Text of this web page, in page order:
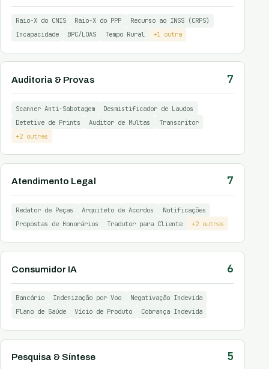
Raio-X do CNIS Raio-X do PPP
Recurso ao INSS (CRPS)
Incapacidade
BPC/LOAS Tempo Rural +1 outra
Auditoria & Provas 7
Scanner Anti-Sabotagem
Desmistificador de Laudos
Detetive de Prints
Auditor de Multas
Transcritor
+2 outras
Atendimento Legal 7
Redator de Peças Arquiteto de Acordos
Notificações
Propostas de Honorários
Tradutor para Cliente +2 outras
Consumidor IA 6
Bancário Indenização por Voo
Negativação Indevida
Plano de Saúde
Vício de Produto Cobrança Indevida
Pesquisa & Síntese 5